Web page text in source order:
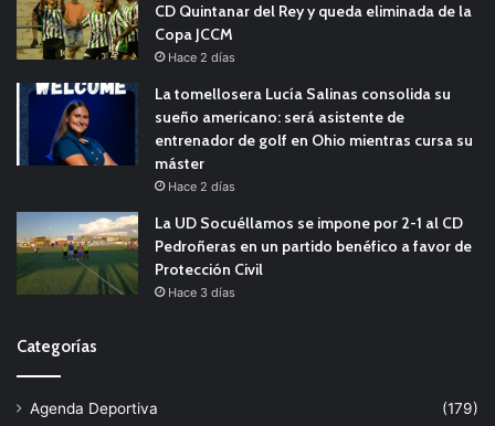
CD Quintanar del Rey y queda eliminada de la
Copa JCCM
Hace 2 días
La tomellosera Lucía Salinas consolida su
sueño americano: será asistente de
entrenador de golf en Ohio mientras cursa su
máster
Hace 2 días
La UD Socuéllamos se impone por 2-1 al CD
Pedroñeras en un partido benéfico a favor de
Protección Civil
Hace 3 días
Categorías
Agenda Deportiva
(179)